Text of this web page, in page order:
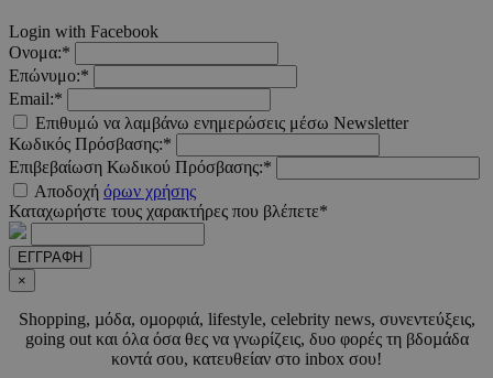
Login with Facebook
Ονομα:*
Επώνυμο:*
Email:*
Επιθυμώ να λαμβάνω ενημερώσεις μέσω Newsletter
Κωδικός Πρόσβασης:*
Επιβεβαίωση Κωδικού Πρόσβασης:*
Αποδοχή όρων χρήσης
Καταχωρήστε τους χαρακτήρες που βλέπετε*
ΕΓΓΡΑΦΗ
×
Shopping, µόδα, οµορφιά, lifestyle, celebrity news, συνεντεύξεις,
going out και όλα όσα θες να γνωρίζεις, δυο φορές τη βδοµάδα
κοντά σου, κατευθείαν στο inbox σου!
__cf_bm
Cloudflare Inc.
.pexels.com